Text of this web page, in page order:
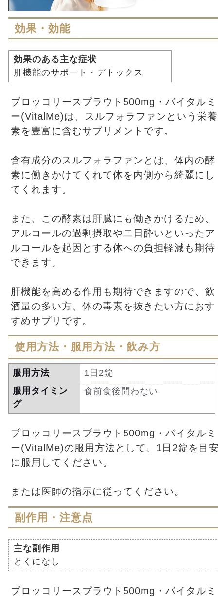
効果・効能
効果のある主な症状
肝機能のサポート・デトックス
ブロッコリースプラウト500mg・バイタルミ
ー(VitalMe)は、スルフォラファンという栄養
素を豊富に含むサプリメントです。
含有成分のスルフォラファンとは、体内の酵
素に働きかけてくれて体を内側から綺麗にし
てくれます。
また、この酵素は肝臓にも働きかけるため、
アルコールの過剰摂取や二日酔いといったア
ルコールを起因とする体への負担軽減も期待
できます。
肝機能を高める作用も期待できますので、飲
酒量の多い方、体の毒素を抜きたい方におす
すめサプリです。
使用方法・服用方法・飲み方
服用方法
1日2錠
服用タイミン
グ
食前食後問わない
ブロッコリースプラウト500mg・バイタルミ
ー(VitalMe)の服用方法として、1日2錠を目
に服用してください。
または医師の指示に従ってください。
副作用・注意点
主な副作用
とくになし
ブロッコリースプラウト500mg・バイタルミ